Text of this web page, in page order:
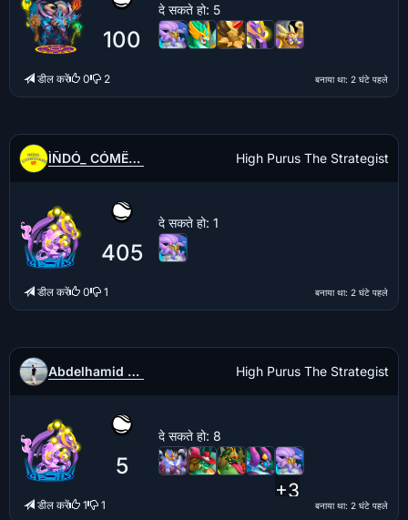
100
दे सकते हो: 5
बनाया था: 2 घंटे पहले
डील करें 0 2
ÌÑDÓ_ CÓMËDÌÀÑS High Purus The Strategist
405
दे सकते हो: 1
बनाया था: 2 घंटे पहले
डील करें 0 1
Abdelhamid Zouhri High Purus The Strategist
5
दे सकते हो: 8
+3
बनाया था: 2 घंटे पहले
डील करें 1 1